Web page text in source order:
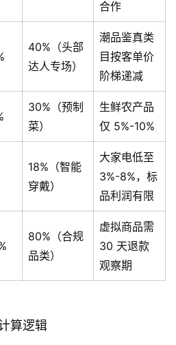
合作
40%（头部
达人专场）
潮品鉴真类
目按客单价
阶梯递减
30%（预制
菜）
生鲜农产品
仅 5%-10%
18%（智能
穿戴）
大家电低至
3%-8%，标
品利润有限
80%（合规
品类）
虚拟商品需
30 天退款
观察期
算逻辑